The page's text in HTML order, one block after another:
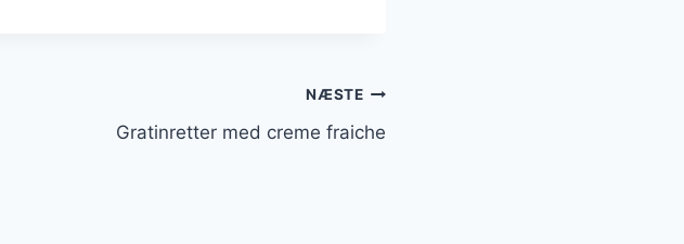
NÆSTE
Gratinretter med creme fraiche